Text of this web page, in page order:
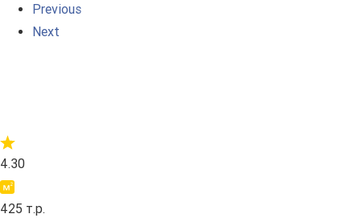
Previous
Next
4.30
425 т.р.